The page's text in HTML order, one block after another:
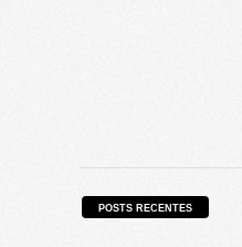
POSTS RECENTES